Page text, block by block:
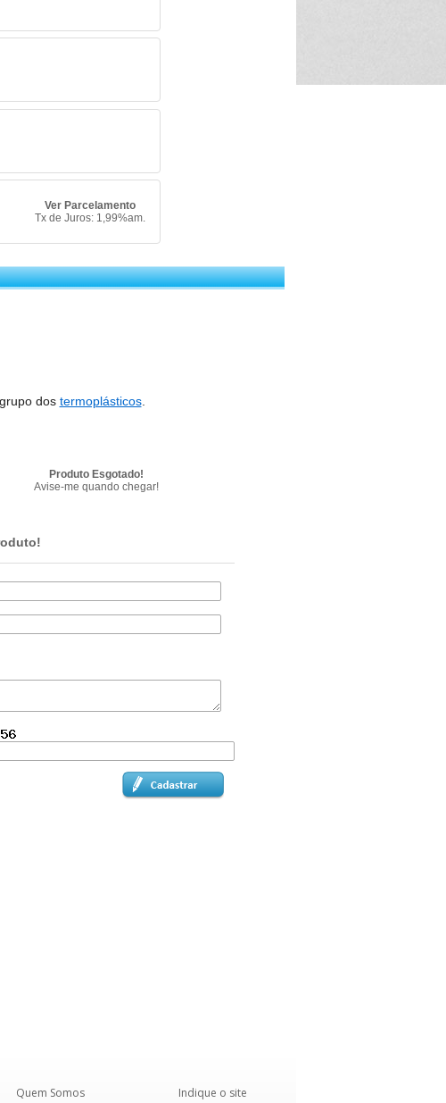
Ver Parcelamento
Tx de Juros: 1,99%am.
dos termoplásticos.
Produto Esgotado!
Avise-me quando chegar!
Quem Somos Indique o site